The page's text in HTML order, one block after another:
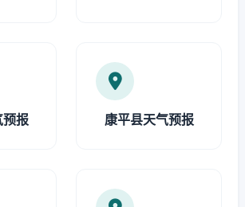
报 康平县天气预报